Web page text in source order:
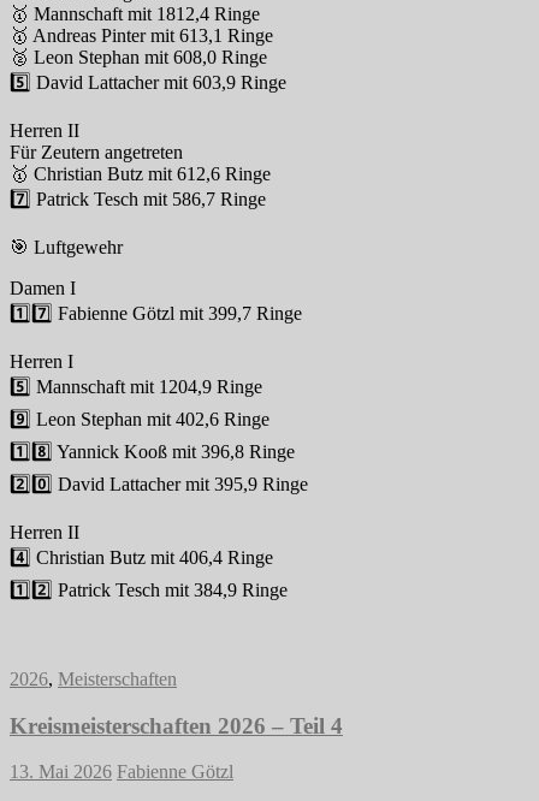
🥇 Mannschaft mit 1812,4 Ringe
🥇 Andreas Pinter mit 613,1 Ringe
🥈 Leon Stephan mit 608,0 Ringe
5️⃣ David Lattacher mit 603,9 Ringe
Herren II
Für Zeutern angetreten
🥇 Christian Butz mit 612,6 Ringe
7️⃣ Patrick Tesch mit 586,7 Ringe
🎯 Luftgewehr
Damen I
1️⃣7️⃣ Fabienne Götzl mit 399,7 Ringe
Herren I
5️⃣ Mannschaft mit 1204,9 Ringe
9️⃣ Leon Stephan mit 402,6 Ringe
1️⃣8️⃣ Yannick Kooß mit 396,8 Ringe
2️⃣0️⃣ David Lattacher mit 395,9 Ringe
Herren II
4️⃣ Christian Butz mit 406,4 Ringe
1️⃣2️⃣ Patrick Tesch mit 384,9 Ringe
2026, Meisterschaften
Kreismeisterschaften 2026 – Teil 4
13. Mai 2026 Fabienne Götzl